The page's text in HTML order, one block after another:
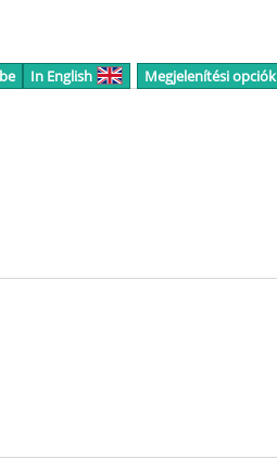
In English Megjelenítési opciók